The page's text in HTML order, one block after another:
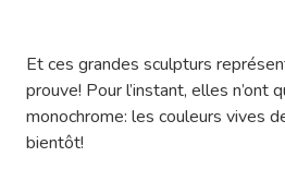
Et ces grandes sculpturs
prouve! Pour l’instant, elles n’ont
monochrome: les couleurs vives
bientôt!